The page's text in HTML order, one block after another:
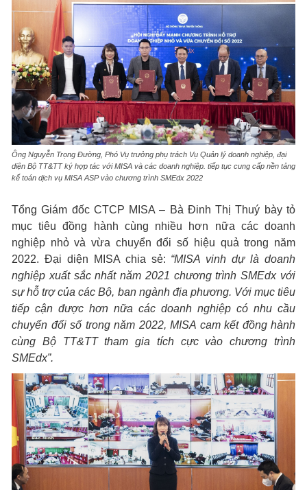
Ông Nguyễn Trọng Đường, Phó Vụ trưởng phụ trách Vụ Quản lý doanh nghiệp, đại
diện Bộ TT&TT ký hợp tác với MISA và các doanh nghiệp. tiếp tục cung cấp nền tảng
kế toán dịch vụ MISA ASP vào chương trình SMEdx 2022
Tổng Giám đốc CTCP MISA – Bà Đinh Thị Thuý bày tỏ
mục tiêu đồng hành cùng nhiều hơn nữa các doanh
nghiệp nhỏ và vừa chuyển đổi số hiệu quả trong năm
2022. Đại diện MISA chia sẻ: “MISA vinh dự là doanh
nghiệp xuất sắc nhất năm 2021 chương trình SMEdx với
sự hỗ trợ của các Bộ, ban ngành địa phương. Với mục tiêu
tiếp cận được hơn nữa các doanh nghiệp có nhu cầu
chuyển đổi số trong năm 2022, MISA cam kết đồng hành
cùng Bộ TT&TT tham gia tích cực vào chương trình
SMEdx”.